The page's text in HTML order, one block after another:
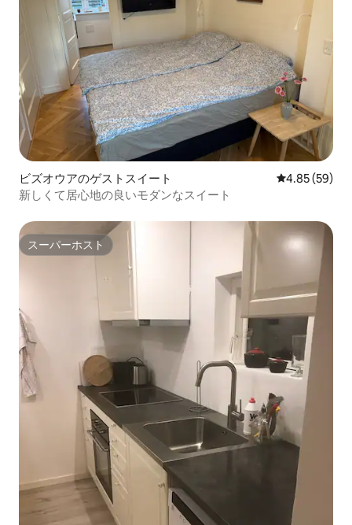
ビズオウアのゲストスイート レビュー59
4.85 (59)
新しくて居心地の良いモダンなスイート
スーパーホスト
スーパーホスト